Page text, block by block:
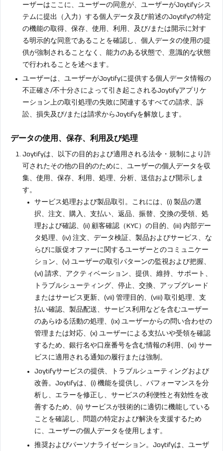
ーザーはここに、ユーザーの同意が、ユーザーがJoytifyシス
テムに提出（入力）する個人データ及び前述のJoytifyの特定
の機能の取得、保存、使用、利用、及び/または開示に対す
る明示的な同意であることを確認し、個人データの使用の提
供が強制されることなく、能力のある状態で、意識的な状態
で行われることを述べます。
ユーザーは、ユーザーがJoytifyに提供する個人データ情報の
不正確さ/不十分さによって引き起こされるJoytifyアプリケ
ーション上の取引処理の失敗に関連するすべての請求、訴
訟、損失及び/または請求からJoytifyを解放します。
データの使用、保存、利用及び処理
Joytifyは、以下の目的および適用される法令・規制により許
可されたその他の目的のために、ユーザーの個人データを収
集、使用、保存、利用、処理、分析、送信および開示しま
す。
サービス処理および製品取引。これには、(i) 製品の選
択、注文、購入、支払い、返品、振替、交換の受領、処
理および確認、(ii) 顧客確認（KYC）の目的、(iii) 内部デー
タ処理、(iv) 注文、データ検証、製品およびサービス、な
らびに販促オファーに関するユーザーとのコミュニケー
ション、(v) ユーザーの取引パターンの監視および把握、
(vi) 請求、アクティベーション、提供、維持、サポート、
トラブルシューティング、停止、交換、アップグレード
またはサービス更新、(vii) 管理目的、(viii) 取引処理、支
払い確認、製品配送、サービス利用などを含むユーザー
のあらゆる活動の処理、(ix) ユーザーからの問い合わせの
管理または対応、(x) ユーザーによる支払いや受領を確認
するため、銀行名や口座番号を含む情報の利用、(xi) サー
ビスに適用される通知の履行または強制。
Joytifyサービスの提供、トラブルシューティングおよび
改善。Joytifyは、(i) 機能を提供し、パフォーマンスを分
析し、エラーを修正し、サービスの利便性と有効性を改
善するため、(ii) サービスが技術的に適切に機能している
ことを確認し、問題の特定および解決を支援するため
に、ユーザーの個人データを使用します。
推奨およびパーソナライゼーション。Joytifyは、ユーザ